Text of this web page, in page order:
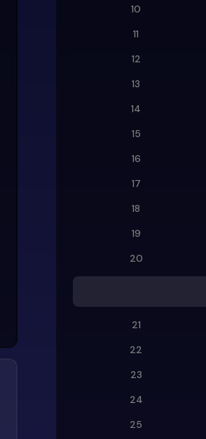
10
11
12
13
14
15
16
17
18
19
20
21
22
23
24
25